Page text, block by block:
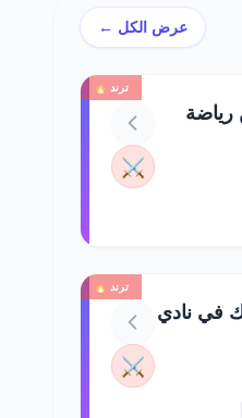
عرض الكل ←
ترند 🔥
⚔️
ترند 🔥
في نادي
⚔️